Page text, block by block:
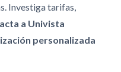
Investiga tarifas,
a Univista
personalizada